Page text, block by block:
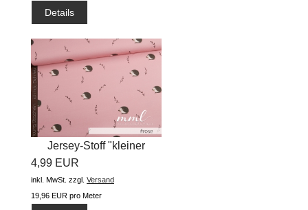
Details
Jersey-Stoff "kleiner
Schatz...
4,99 EUR
inkl. MwSt. zzgl. Versand
19,96 EUR pro Meter